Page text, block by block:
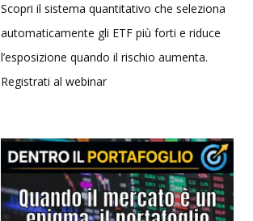
Scopri il sistema quantitativo che seleziona
automaticamente gli ETF più forti e riduce
l’esposizione quando il rischio aumenta.
Registrati al webinar